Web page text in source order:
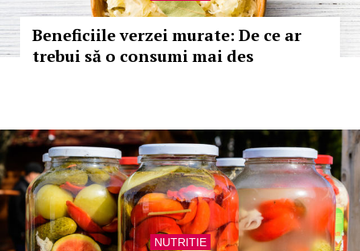
Beneficiile verzei murate: De ce ar
trebui să o consumi mai des
NUTRITIE